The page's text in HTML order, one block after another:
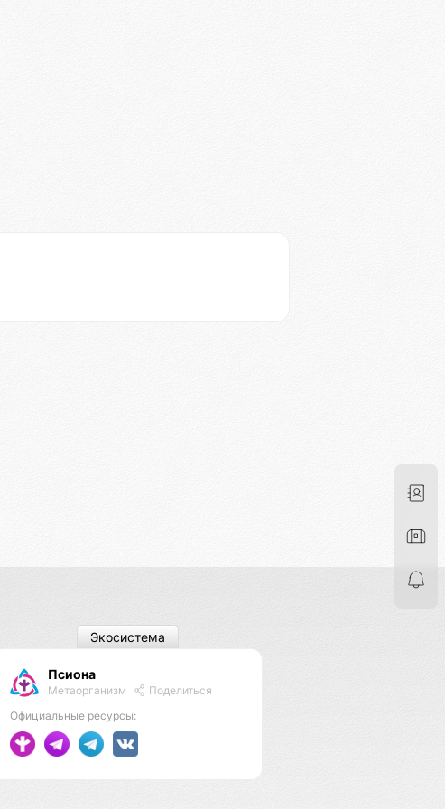
Псиона
Метаорганизм
Поделиться
Официальные ресурсы:
Экосистема